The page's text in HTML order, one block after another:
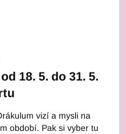
18. 5. do 31. 5.
vizí a mysli na
období. Pak si vyber tu